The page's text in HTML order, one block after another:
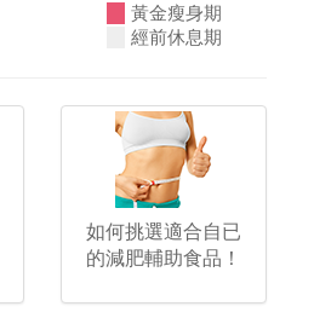
黃金瘦身期
經前休息期
如何挑選適合自已
的減肥輔助食品！